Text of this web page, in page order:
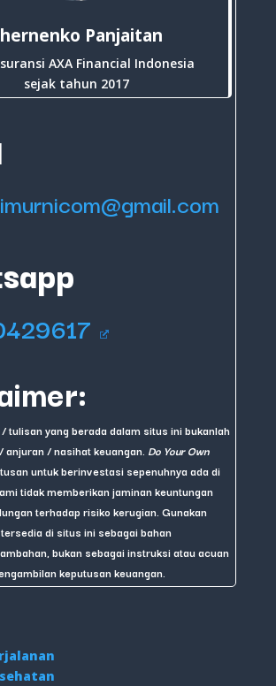
Panjaitan
AXA Financial Indonesia
sejak tahun 2017
tulisan yang berada dalam situs ini bukanlah
anjuran / nasihat keuangan. Do Your Own
untuk berinvestasi sepenuhnya ada di
tidak memberikan jaminan keuntungan
terhadap risiko kerugian. Gunakan
di situs ini sebagai bahan
bukan sebagai instruksi atau acuan
keputusan keuangan.